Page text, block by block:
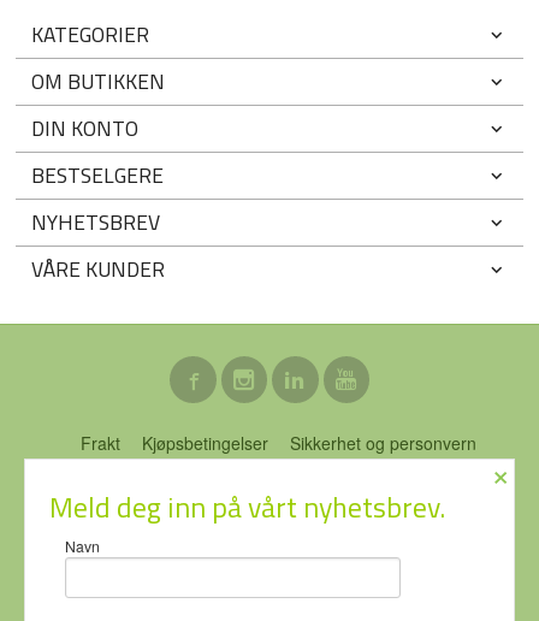
KATEGORIER
OM BUTIKKEN
DIN KONTO
BESTSELGERE
NYHETSBREV
VÅRE KUNDER
Frakt Kjøpsbetingelser
Sikkerhet og personvern
ECO-NOR AS Stubberudveien 76 3031 DRAMMEN Tlf.
×
Meld deg inn på vårt nyhetsbrev.
Navn